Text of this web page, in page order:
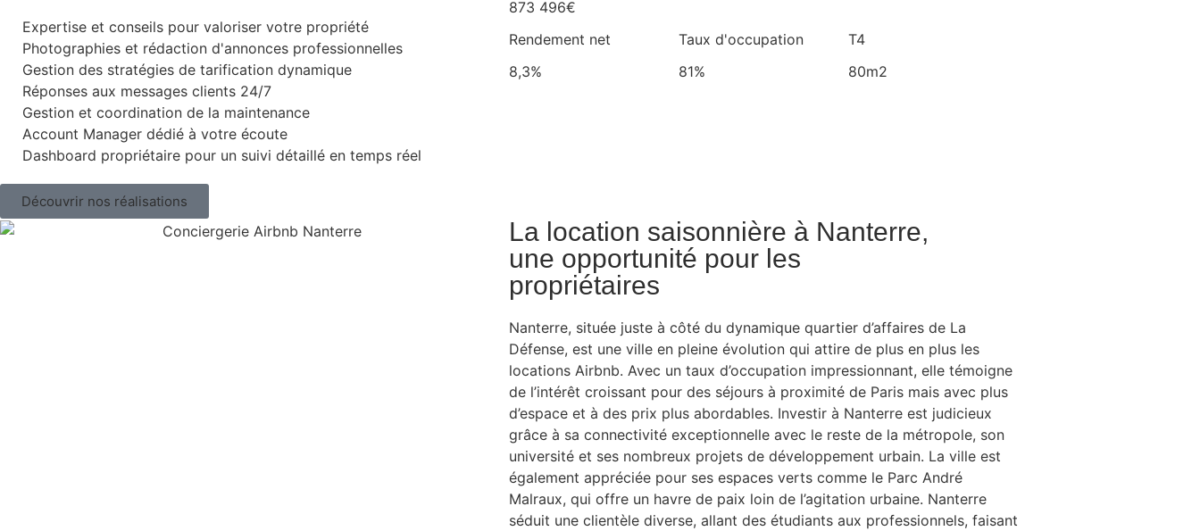
Expertise et conseils pour valoriser votre propriété
Photographies et rédaction d'annonces professionnelles
Gestion des stratégies de tarification dynamique
Réponses aux messages clients 24/7
Gestion et coordination de la maintenance
Account Manager dédié à votre écoute
Dashboard propriétaire pour un suivi détaillé en temps réel
Découvrir nos réalisations
873 496€
Rendement net
8,3%
Taux d'occupation
81%
T4
80m2
La location saisonnière à Nanterre,
une opportunité pour les
propriétaires
Nanterre, située juste à côté du dynamique quartier d’affaires de La
Défense, est une ville en pleine évolution qui attire de plus en plus les
locations Airbnb. Avec un taux d’occupation impressionnant, elle témoigne
de l’intérêt croissant pour des séjours à proximité de Paris mais avec plus
d’espace et à des prix plus abordables. Investir à Nanterre est judicieux
grâce à sa connectivité exceptionnelle avec le reste de la métropole, son
université et ses nombreux projets de développement urbain. La ville est
également appréciée pour ses espaces verts comme le Parc André
Malraux, qui offre un havre de paix loin de l’agitation urbaine. Nanterre
séduit une clientèle diverse, allant des étudiants aux professionnels, faisant